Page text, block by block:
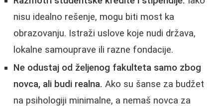
nisu idealno rešenje, mogu biti most ka
obrazovanju. Istraži uslove koje nudi država,
lokalne samouprave ili razne fondacije.
Ne odustaj od željenog fakulteta samo zbog
novca, ali budi realna. Ako su šanse za budžet
na psihologiji minimalne, a nemaš novca za